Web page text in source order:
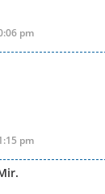
pm
pm